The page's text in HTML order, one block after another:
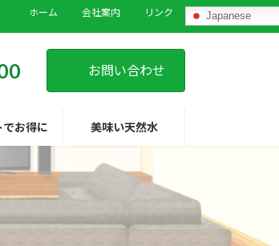
ホーム 会社案内 リンク Japanese
お問い合わせ
でお得に 美味い天然水